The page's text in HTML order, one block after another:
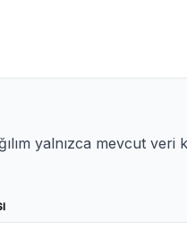
yalnızca mevcut veri